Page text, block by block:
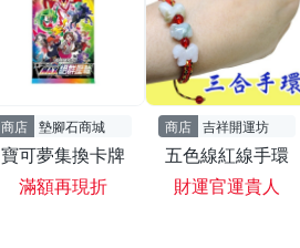
商店 墊腳石商城
寶可夢集換卡牌
滿額再現折
商店 吉祥開運坊
五色線紅線手環
財運官運貴人